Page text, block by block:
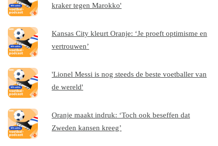
kraker tegen Marokko'
Kansas City kleurt Oranje: ‘Je proeft optimisme en
vertrouwen’
'Lionel Messi is nog steeds de beste voetballer van
de wereld'
Oranje maakt indruk: ‘Toch ook beseffen dat
Zweden kansen kreeg’